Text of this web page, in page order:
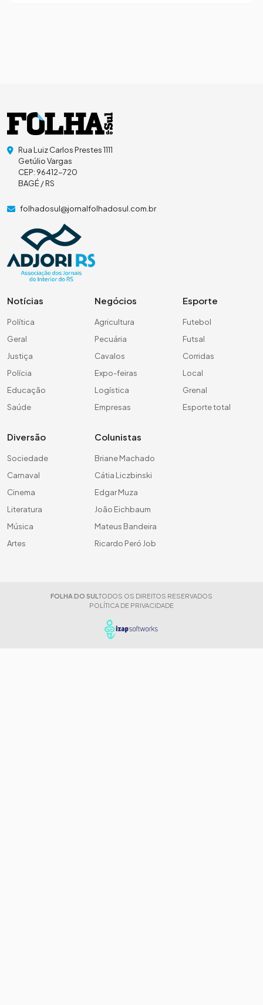
Rua Luiz Carlos Prestes 1111
Getúlio Vargas
CEP: 96412-720
BAGÉ / RS
folhadosul@jornalfolhadosul.com.br
Notícias
Política
Geral
Justiça
Polícia
Educação
Saúde
Negócios
Agricultura
Pecuária
Cavalos
Expo-feiras
Logística
Empresas
Esporte
Futebol
Futsal
Corridas
Local
Grenal
Esporte total
Diversão
Sociedade
Carnaval
Cinema
Literatura
Música
Artes
Colunistas
Briane Machado
Cátia Liczbinski
Edgar Muza
João Eichbaum
Mateus Bandeira
Ricardo Peró Job
FOLHA DO SUL TODOS OS DIREITOS RESERVADOS
POLÍTICA DE PRIVACIDADE